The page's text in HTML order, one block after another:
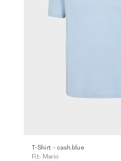
T-Shirt - cash.blue
Fit: Mario